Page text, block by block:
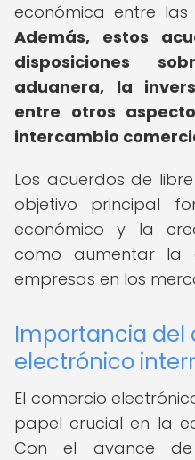
económica entre las
Además, estos
disposiciones
aduanera, la
entre otros
intercambio
Los acuerdos de
objetivo principal
económico y la
como aumentar la
empresas en los
Importancia del
electrónico
El comercio
papel crucial en la
Con el avance